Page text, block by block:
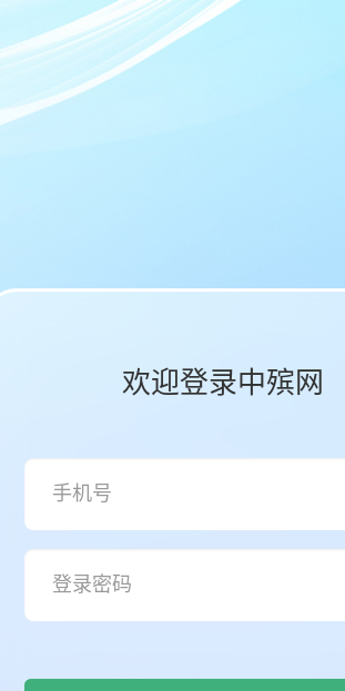
欢迎登录中殡网